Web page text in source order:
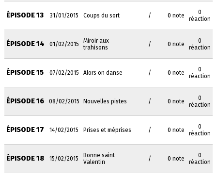
ÉPISODE 13 31/01/2015 Coups du sort / 0 note
0
réaction
ÉPISODE 14 01/02/2015
Miroir aux
trahisons
/ 0 note
0
réaction
ÉPISODE 15 07/02/2015 Alors on danse / 0 note
0
réaction
ÉPISODE 16 08/02/2015 Nouvelles pistes / 0 note
0
réaction
ÉPISODE 17 14/02/2015 Prises et méprises / 0 note
0
réaction
ÉPISODE 18 15/02/2015
Bonne saint
Valentin
/ 0 note
0
réaction